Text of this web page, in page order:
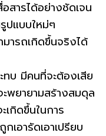
สารได้อย่างชัดเจน
ปแบบใหม่ๆ
ารถเกิดขึ้นจริงได้
บ มีคนที่จะต้องเสีย
ะพยายามสร้างสมดุล
เกิดขึ้นในการ
เอารัดเอาเปรียบ